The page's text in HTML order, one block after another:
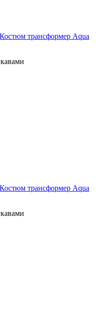
Костюм трансформер Aqua
Костюм трансформер Aqua